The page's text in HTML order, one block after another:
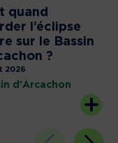
quand
l’éclipse
sur le Bassin
?
2026
d'Arcachon